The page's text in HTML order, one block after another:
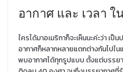
อากาศ และ เวลา ใ
ใครได้มาอเมริกาก็จะเห็นนะค่ะว่า เป็
อากาศก็หลากหลายแตกต่างกันไปใน
พบอากาศได้ทุกรูปแบบ ตั้งแต่บรรย